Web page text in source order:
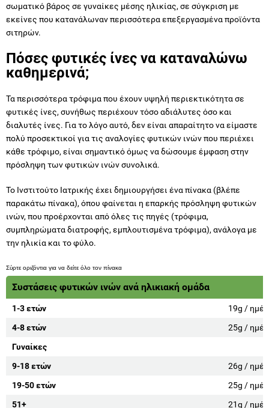
σωματικό βάρος σε γυναίκες μέσης ηλικίας, σε σύγκριση με
εκείνες που κατανάλωναν περισσότερα επεξεργασμένα προϊόντα
σιτηρών.
Πόσες φυτικές ίνες να καταναλώνω
καθημερινά;
Τα περισσότερα τρόφιμα που έχουν υψηλή περιεκτικότητα σε
φυτικές ίνες, συνήθως περιέχουν τόσο αδιάλυτες όσο και
διαλυτές ίνες. Για το λόγο αυτό, δεν είναι απαραίτητο να είμαστε
πολύ προσεκτικοί για τις αναλογίες φυτικών ινών που περιέχει
κάθε τρόφιμο, είναι σημαντικό όμως να δώσουμε έμφαση στην
πρόσληψη των φυτικών ινών συνολικά.
Το Ινστιτούτο Ιατρικής έχει δημιουργήσει ένα πίνακα (βλέπε
παρακάτω πίνακα), όπου φαίνεται η επαρκής πρόσληψη φυτικών
ινών, που προέρχονται από όλες τις πηγές (τρόφιμα,
συμπληρώματα διατροφής, εμπλουτισμένα τρόφιμα), ανάλογα με
την ηλικία και το φύλο.
Συστάσεις φυτικών ινών ανά ηλικιακή ομάδα
1-3 ετών
19g /
4-8 ετών
25g /
Γυναίκες
9-18 ετών
26g /
19-50 ετών
25g /
51+
21g /